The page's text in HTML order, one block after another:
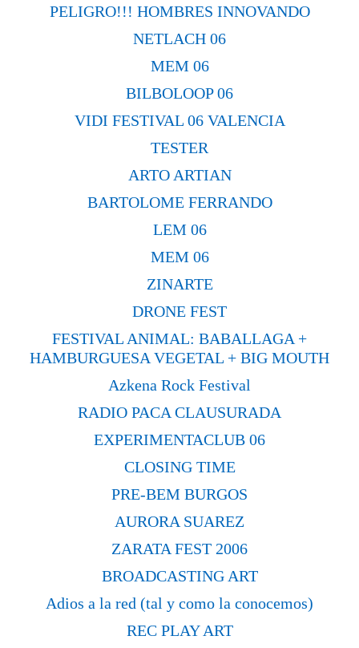
PELIGRO!!! HOMBRES INNOVANDO
NETLACH 06
MEM 06
BILBOLOOP 06
VIDI FESTIVAL 06 VALENCIA
TESTER
ARTO ARTIAN
BARTOLOME FERRANDO
LEM 06
MEM 06
ZINARTE
DRONE FEST
FESTIVAL ANIMAL: BABALLAGA +
HAMBURGUESA VEGETAL + BIG MOUTH
Azkena Rock Festival
RADIO PACA CLAUSURADA
EXPERIMENTACLUB 06
CLOSING TIME
PRE-BEM BURGOS
AURORA SUAREZ
ZARATA FEST 2006
BROADCASTING ART
Adios a la red (tal y como la conocemos)
REC PLAY ART